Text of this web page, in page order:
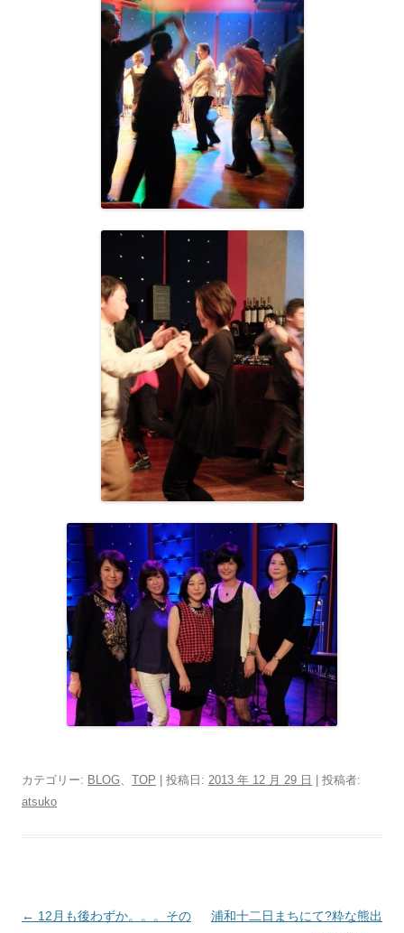
カテゴリー: BLOG、 TOP | 投稿日: 2013 年 12 月 29 日
投稿者:
atsuko
投
← 12月も後わずか。。。その
浦和十二日まちにて?粋な熊出